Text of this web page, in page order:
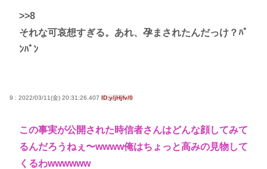
>>8
それな可哀想すぎる。あれ、孕まされたんだっけ？ﾊﾟ
ﾝﾊﾟﾝ
9 : 2022/03/11(金) 20:31:26.407 ID:y/jHjfv/0
この事実が公開された時信者さんはどんな顔してみて
るんだろうねぇ〜wwww俺はちょっと高みの見物して
くるわwwwwww